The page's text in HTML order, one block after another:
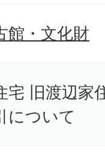
館・文化財
宅 旧渡辺
について